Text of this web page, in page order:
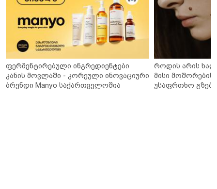
ფერმენტირებული ინგრედიენტები
კანის მოვლაში - კორეული ინოვაციური
ბრენდი Manyo საქართველოშია
როდის არის
მისი მოშორების
უსაფრთხო გზები